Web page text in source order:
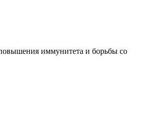
иммунитета и борьбы со